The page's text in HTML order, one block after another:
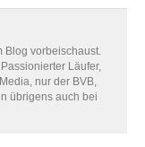
Blog vorbeischaust.
Läufer,
nur der BVB,
übrigens auch bei